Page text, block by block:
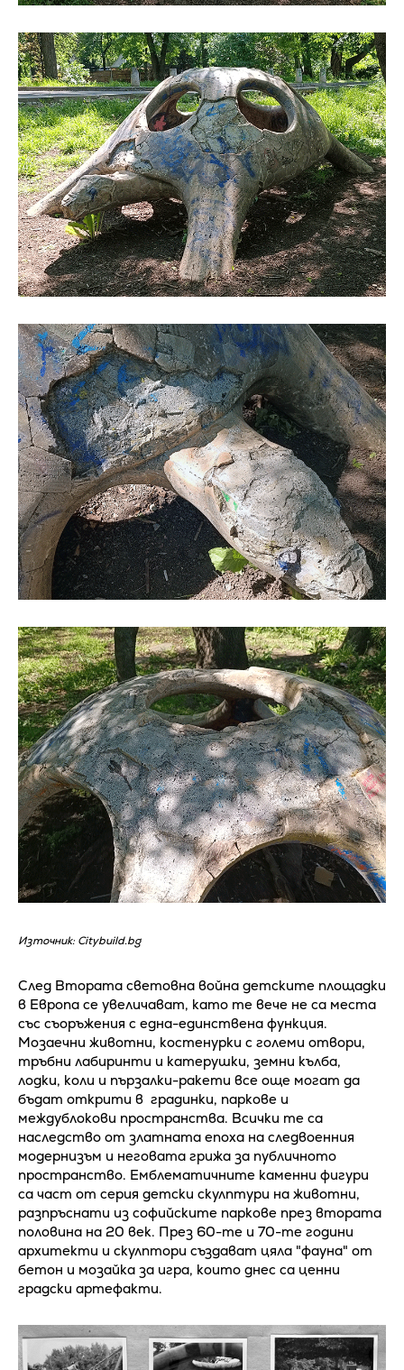
Източник: Citybuild.bg
След Втората световна война детските площадки
в Европа се увеличават, като те вече не са места
със съоръжения с една-единствена функция.
Мозаечни животни, костенурки с големи отвори,
тръбни лабиринти и катерушки, земни кълба,
лодки, коли и пързалки-ракети все още могат да
бъдат открити в градинки, паркове и
междублокови пространства. Всички те са
наследство от златната епоха на следвоенния
модернизъм и неговата грижа за публичното
пространство. Емблематичните каменни фигури
са част от серия детски скулптури на животни,
разпръснати из софийските паркове през втората
половина на 20 век. През 60-те и 70-те години
архитекти и скулптори създават цяла "фауна" от
бетон и мозайка за игра, които днес са ценни
градски артефакти.